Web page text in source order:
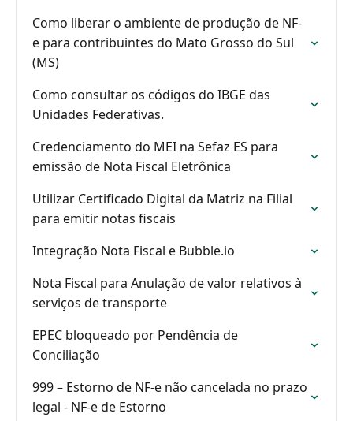
Como liberar o ambiente de produção de NF-
e para contribuintes do Mato Grosso do Sul
(MS)
Como consultar os códigos do IBGE das
Unidades Federativas.
Credenciamento do MEI na Sefaz ES para
emissão de Nota Fiscal Eletrônica
Utilizar Certificado Digital da Matriz na Filial
para emitir notas fiscais
Integração Nota Fiscal e Bubble.io
Nota Fiscal para Anulação de valor relativos à
serviços de transporte
EPEC bloqueado por Pendência de
Conciliação
999 – Estorno de NF-e não cancelada no prazo
legal - NF-e de Estorno